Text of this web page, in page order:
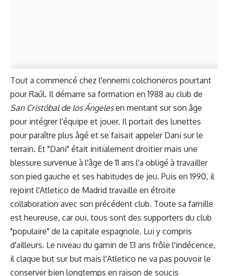
Tout a commencé chez l'ennemi colchoneros pourtant
pour Raúl. Il démarre sa formation en 1988 au club de
San Cristóbal de los Ángelesen mentant sur son âge
pour intégrer l'équipe et jouer. Il portait des lunettes
pour paraître plus âgé et se faisait appeler Dani sur le
terrain. Et "Dani" était initialement droitier mais une
blessure survenue à l'âge de 11 ans l'a obligé à travailler
son pied gauche et ses habitudes de jeu. Puis en 1990, il
rejoint l'Atletico de Madrid travaille en étroite
collaboration avec son précédent club. Toute sa famille
est heureuse, car oui, tous sont des supporters du club
"populaire" de la capitale espagnole. Lui y compris
d'ailleurs. Le niveau du gamin de 13 ans frôle l'indécence,
il claque but sur but mais l'Atletico ne va pas pouvoir le
conserver bien longtemps en raison de soucis